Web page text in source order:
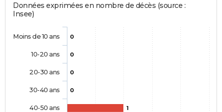
Données exprimées en nombre de décès (source :
Insee)
0
0
0
0
1
Moins de 10 ans
10-20 ans
20-30 ans
30-40 ans
40-50 ans